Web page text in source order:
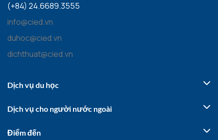
(+84) 24.6689.3555
info@cied.vn
duhoc@cied.vn
dichthuat@cied.vn
Dịch vụ du học
Dịch vụ cho người nước ngoài
Điểm đến